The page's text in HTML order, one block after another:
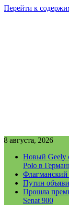
Перейти к
8 августа, 2026
Новый Geely
Polo в
Флагманский
Путин
Прошла
Senat 900